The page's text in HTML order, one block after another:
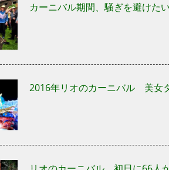
カーニバル期間、騒ぎを避けた
2016年リオのカーニバル 美女